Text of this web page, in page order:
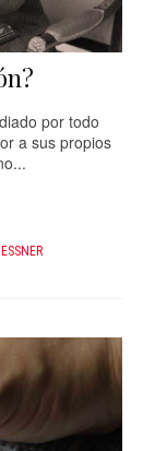
por todo
a sus propios